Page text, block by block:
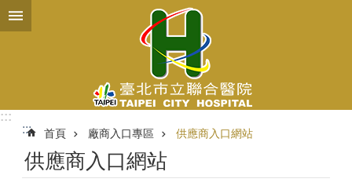
跳到主要內容區塊
:::
:::
首頁 廠商入口專區 供應商入口網站
供應商入口網站